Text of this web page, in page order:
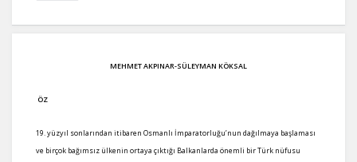
MEHMET AKPINAR-SÜLEYMAN KÖKSAL
ÖZ
19. yüzyıl sonlarından itibaren Osmanlı İmparatorluğu’nun dağılmaya başlaması
ve birçok bağımsız ülkenin ortaya çıktığı Balkanlarda önemli bir Türk nüfusu